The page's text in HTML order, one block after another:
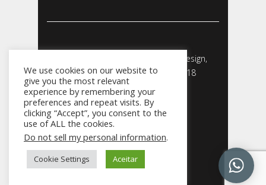
Webadesign - Empresa de Webdesign,
Desenvolvimento de Sites - 2018
CNPJ: 23.856.204/0001-­24
031
98228.9812
We use cookies on our website to
give you the most relevant
experience by remembering your
preferences and repeat visits. By
clicking “Accept”, you consent to the
use of ALL the cookies.
Do not sell my personal information.
Cookie Settings Aceitar